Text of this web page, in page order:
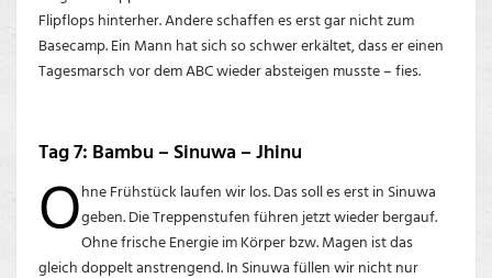
Flipflops hinterher. Andere schaffen es erst gar nicht zum
Basecamp. Ein Mann hat sich so schwer erkältet, dass er einen
Tagesmarsch vor dem ABC wieder absteigen musste – fies.
Tag 7: Bambu – Sinuwa – Jhinu
Ohne Frühstück laufen wir los. Das soll es erst in Sinuwa
geben. Die Treppenstufen führen jetzt wieder bergauf.
Ohne frische Energie im Körper bzw. Magen ist das
gleich doppelt anstrengend. In Sinuwa füllen wir nicht nur